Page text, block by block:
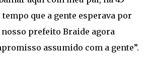
que a gente esperava por
prefeito Braide agora
assumido com a gente”.